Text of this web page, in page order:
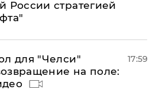
России стратегией
для "Челси"
на поле:
17:59